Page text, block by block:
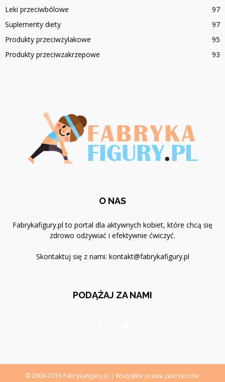
Leki przeciwbólowe
97
Suplementy diety
97
Produkty przeciwżylakowe
95
Produkty przeciwzakrzepowe
93
O NAS
Fabrykafigury.pl to portal dla aktywnych kobiet, które chcą się
zdrowo odżywiać i efektywnie ćwiczyć.
Skontaktuj się z nami: kontakt@fabrykafigury.pl
PODĄŻAJ ZA NAMI
© 2009-2016 Fabrykafigury.pl | Wszystkie prawa zastrzeżone.